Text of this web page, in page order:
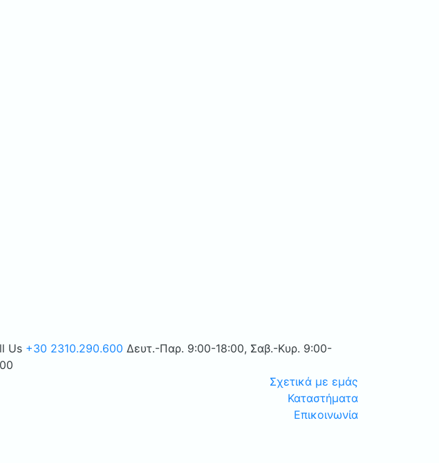
Us +30 2310.290.600 Δευτ.-Παρ. 9:00-18:00, Σαβ.-Κυρ. 9:00-
Σχετικά με εμάς
Καταστήματα
Επικοινωνία